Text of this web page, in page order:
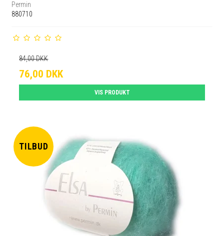
Permin
880710
84,00 DKK
76,00 DKK
VIS PRODUKT
TILBUD